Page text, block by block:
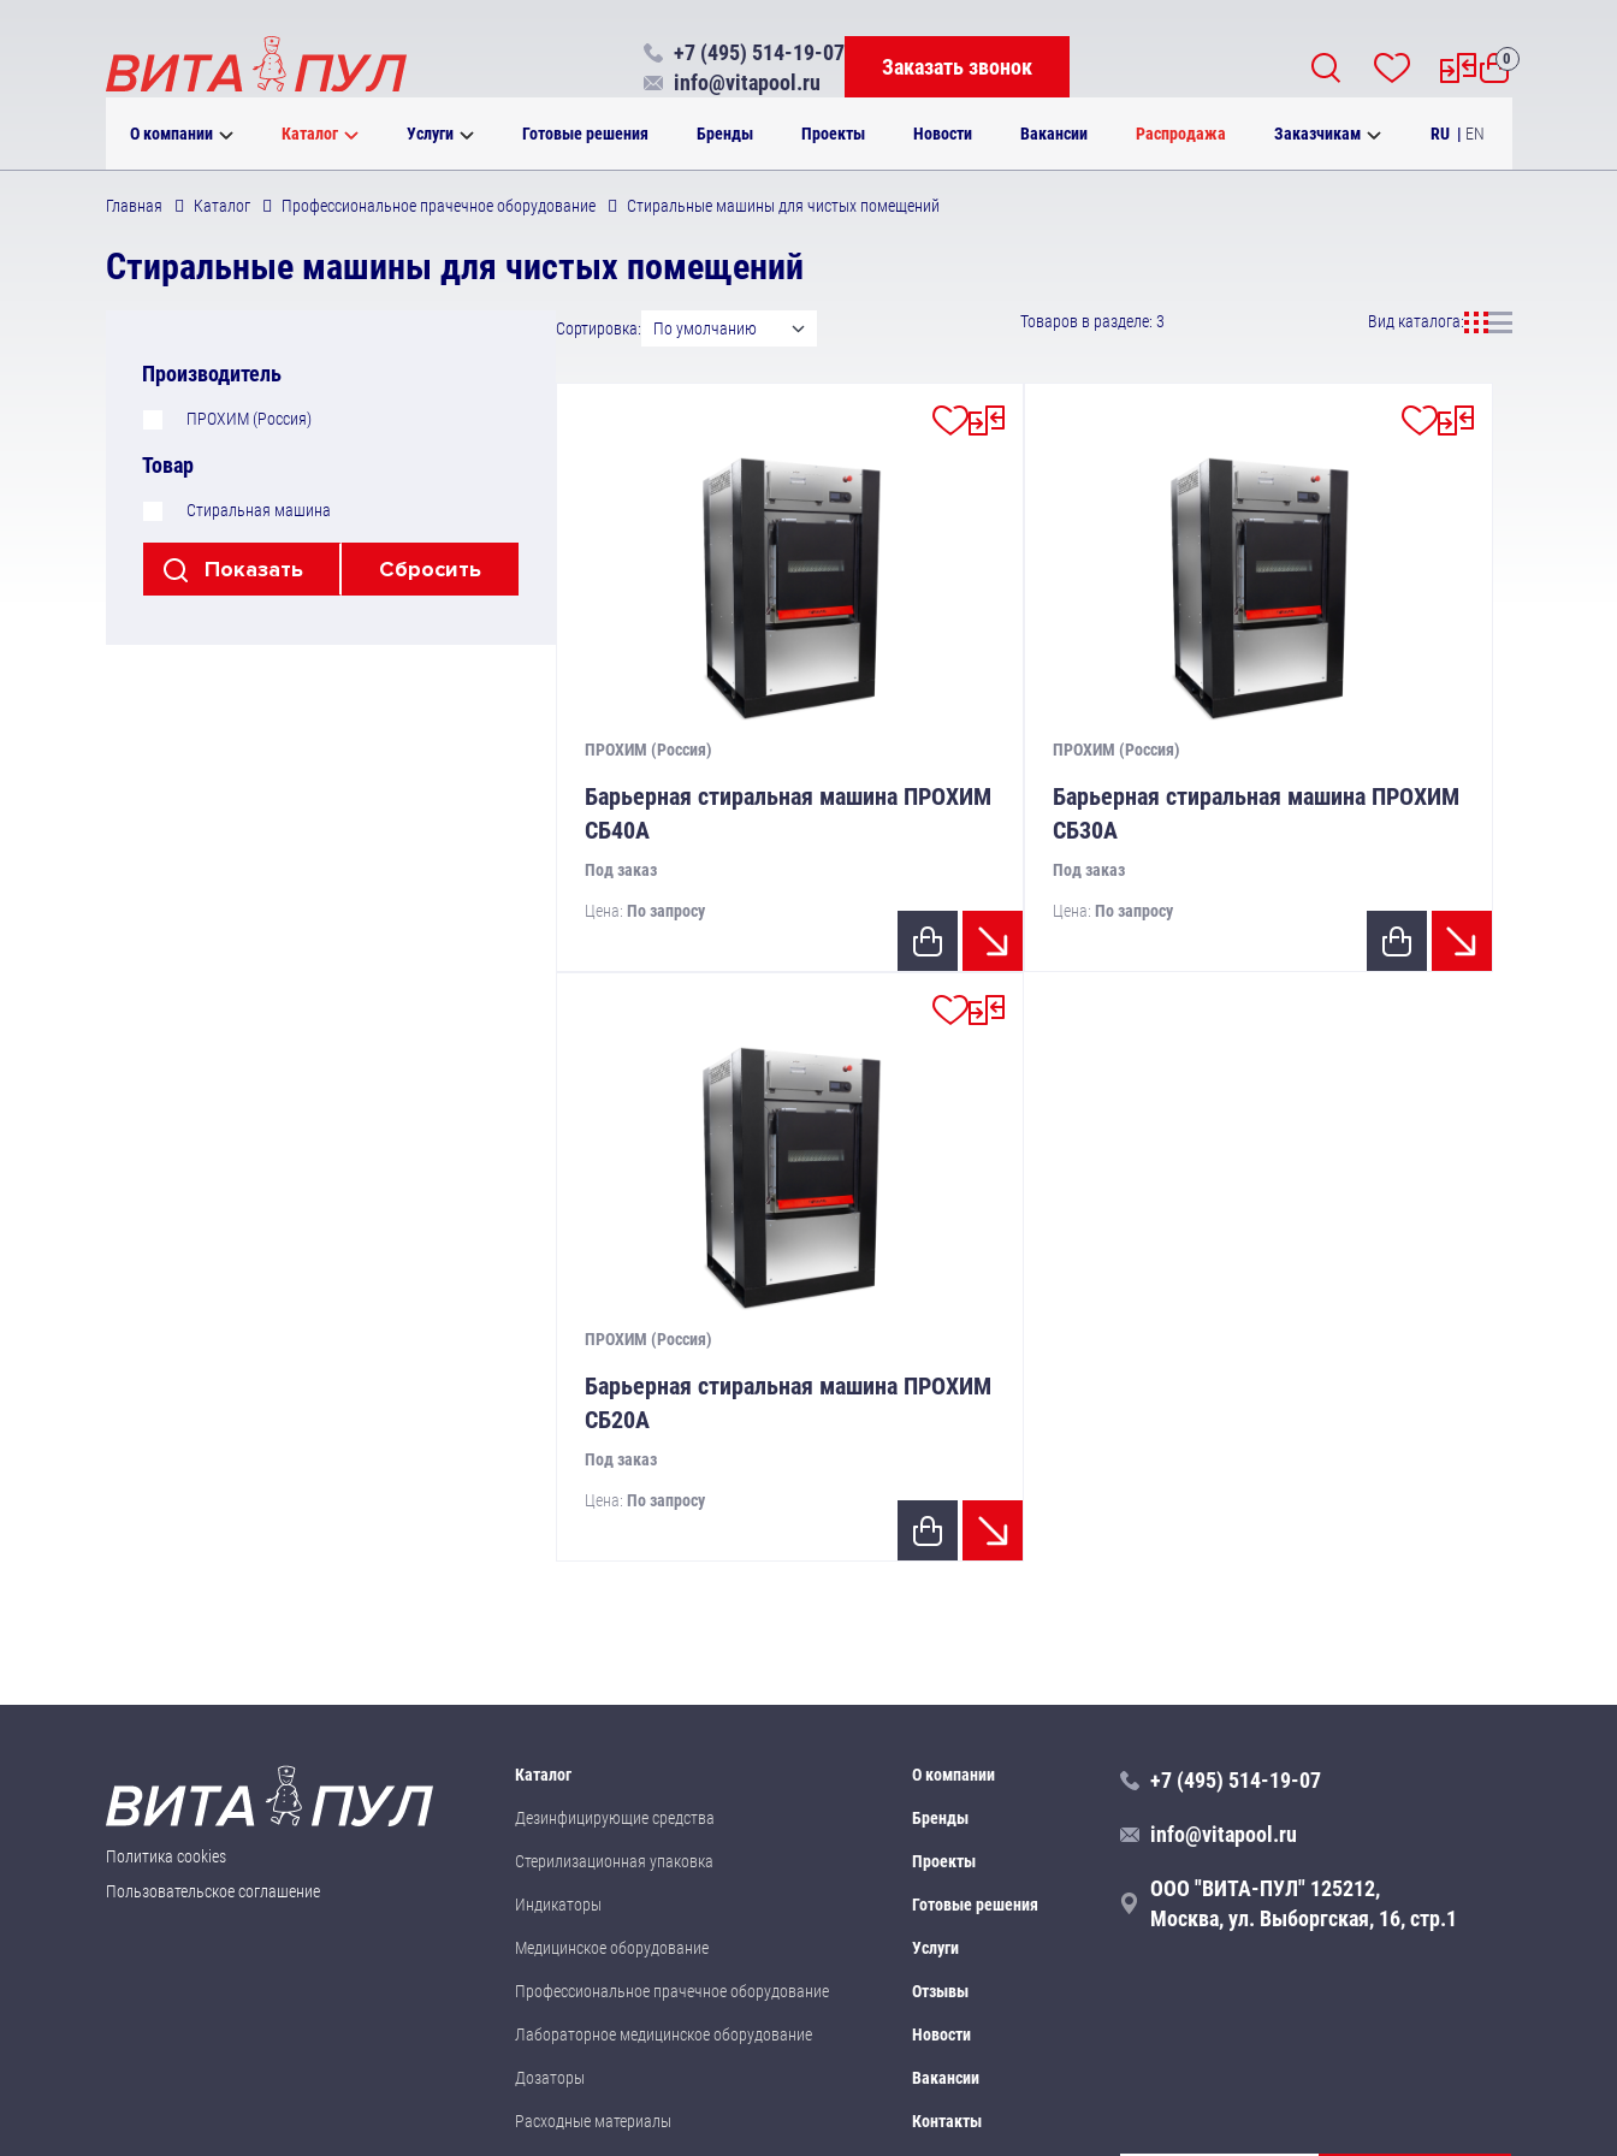
О компании Каталог Услуги Готовые решения Бренды Проекты Новости Вакансии Распродажа Заказчикам RU | EN
+7 (495) 514-19-07
info@vitapool.ru
Заказать звонок 0
Главная Каталог Профессиональное прачечное оборудование Стиральные машины для чистых помещений
Стиральные машины для чистых помещений
Производитель
ПРОХИМ (Россия)
Товар
Стиральная машина
Сортировка: По умолчанию Товаров в разделе: 3 Вид каталога:
ПРОХИМ (Россия)
Барьерная стиральная машина ПРОХИМ
СБ40А
Под заказ
Цена: По запросу
ПРОХИМ (Россия)
Барьерная стиральная машина ПРОХИМ
СБ30А
Под заказ
Цена: По запросу
ПРОХИМ (Россия)
Барьерная стиральная машина ПРОХИМ
СБ20А
Под заказ
Цена: По запросу
Политика cookies
Пользовательское соглашение
Каталог
Дезинфицирующие средства
Стерилизационная упаковка
Индикаторы
Медицинское оборудование
Профессиональное прачечное оборудование
Лабораторное медицинское оборудование
Дозаторы
Расходные материалы
О компании
Бренды
Проекты
Готовые решения
Услуги
Отзывы
Новости
Вакансии
Контакты
+7 (495) 514-19-07
info@vitapool.ru
ООО "ВИТА-ПУЛ" 125212,
Москва, ул. Выборгская, 16, стр.1